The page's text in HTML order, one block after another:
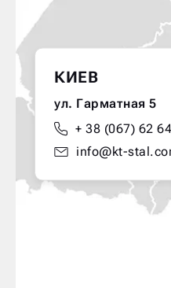
КИЕВ
ул. Гарматная 5
+ 38 (067) 62
info@kt-